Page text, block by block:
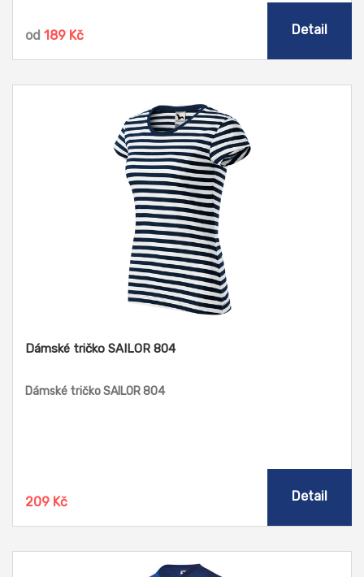
od 189 Kč Detail
Dámské tričko SAILOR 804
Dámské tričko SAILOR 804
209 Kč Detail